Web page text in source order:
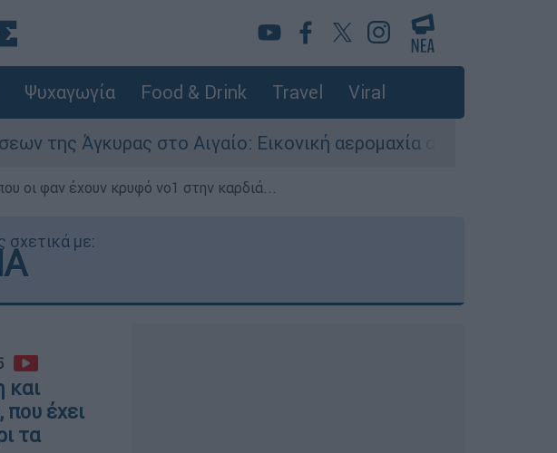
Ψυχαγωγία Food & Drink Travel Viral
Αιγαίο: Εικονική αερομαχία ανάμεσα σε ελληνικά και
οι φαν έχουν κρυφό νο1 στην καρδιά...
σχετικά με:
και
έχει
τα